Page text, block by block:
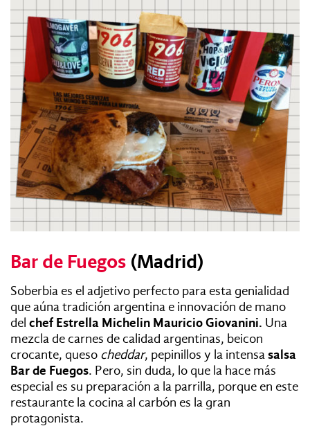
Bar de Fuegos (Madrid)
Soberbia es el adjetivo perfecto para esta genialidad
que aúna tradición argentina e innovación de mano
del chef Estrella Michelin Mauricio Giovanini. Una
mezcla de carnes de calidad argentinas, beicon
crocante, queso cheddar, pepinillos y la intensasalsa
Bar de Fuegos. Pero, sin duda, lo que la hace más
especial es su preparación a la parrilla, porque en este
restaurante la cocina al carbón es la gran
protagonista.